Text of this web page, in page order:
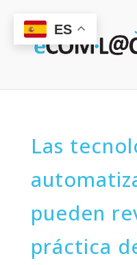
Las
pueden
práctica
ES